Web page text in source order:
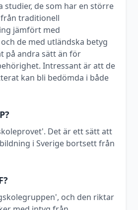
studier, de som har en större
traditionell
jämfört med
de med utländska betyg
på andra sätt än för
Intressant är att de
kan bli bedömda i både
Det är ett sätt att
i Sverige bortsett från
och den riktar